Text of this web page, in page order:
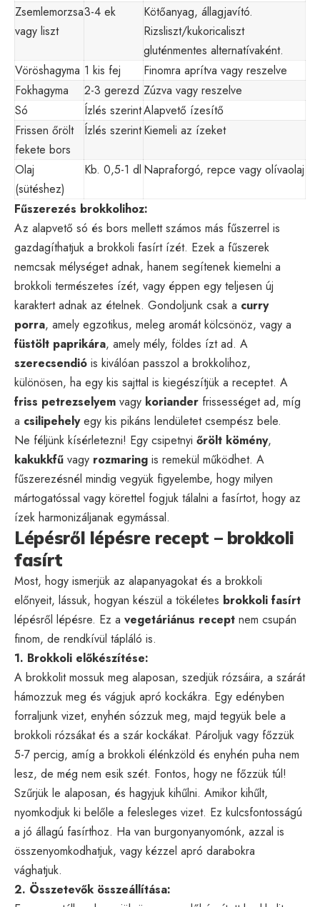
Zsemlemorzsa
vagy liszt
3-4 ek
Kötőanyag, állagjavító.
Rizsliszt/kukoricaliszt
gluténmentes alternatívaként.
Vöröshagyma 1 kis fej
Finomra aprítva vagy reszelve
Fokhagyma
2-3 gerezd Zúzva vagy reszelve
Só
Ízlés szerintAlapvető ízesítő
Frissen őrölt
fekete bors
Ízlés szerintKiemeli az ízeket
Olaj
(sütéshez)
Kb. 0,5-1 dl Napraforgó, repce vagy olívaolaj
Fűszerezés brokkolihoz:
Az alapvető só és bors mellett számos más fűszerrel is
gazdagíthatjuk a brokkoli fasírt ízét. Ezek a fűszerek
nemcsak mélységet adnak, hanem segítenek kiemelni a
brokkoli természetes ízét, vagy éppen egy teljesen új
karaktert adnak az ételnek. Gondoljunk csak a curry
porra, amely egzotikus, meleg aromát kölcsönöz, vagy a
füstölt paprikára, amely mély, földes ízt ad. A
szerecsendió is kiválóan passzol a brokkolihoz,
különösen, ha egy kis sajttal is kiegészítjük a receptet. A
friss petrezselyem vagy koriander frissességet ad, míg
a csilipehelyegy kis pikáns lendületet csempész bele.
Ne féljünk kísérletezni! Egy csipetnyi őrölt kömény,
kakukkfű vagy rozmaring is remekül működhet. A
fűszerezésnél mindig vegyük figyelembe, hogy milyen
mártogatóssal vagy körettel fogjuk tálalni a fasírtot, hogy az
ízek harmonizáljanak egymással.
Lépésről lépésre recept – brokkoli
fasírt
Most, hogy ismerjük az alapanyagokat és a brokkoli
előnyeit, lássuk, hogyan készül a tökéletes brokkoli fasírt
lépésről lépésre. Ez a vegetáriánus recept nem csupán
finom, de rendkívül tápláló is.
1. Brokkoli előkészítése:
A brokkolit mossuk meg alaposan, szedjük rózsáira, a szárát
hámozzuk meg és vágjuk apró kockákra. Egy edényben
forraljunk vizet, enyhén sózzuk meg, majd tegyük bele a
brokkoli rózsákat és a szár kockákat. Pároljuk vagy főzzük
5-7 percig, amíg a brokkoli élénkzöld és enyhén puha nem
lesz, de még nem esik szét. Fontos, hogy ne főzzük túl!
Szűrjük le alaposan, és hagyjuk kihűlni. Amikor kihűlt,
nyomkodjuk ki belőle a felesleges vizet. Ez kulcsfontosságú
a jó állagú fasírthoz. Ha van burgonyanyomónk, azzal is
összenyomkodhatjuk, vagy kézzel apró darabokra
vághatjuk.
2. Összetevők összeállítása: